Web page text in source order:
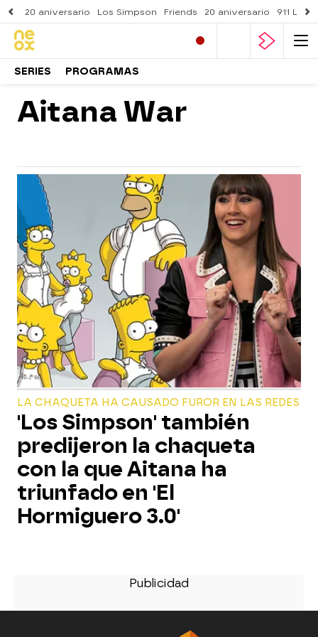
20 aniversario Los Simpson Friends 20 aniversario 911
SERIES PROGRAMAS
Aitana War
LA CHAQUETA HA CAUSADO FUROR EN LAS REDES
'Los Simpson' también
predijeron la chaqueta
con la que Aitana ha
triunfado en 'El
Hormiguero 3.0'